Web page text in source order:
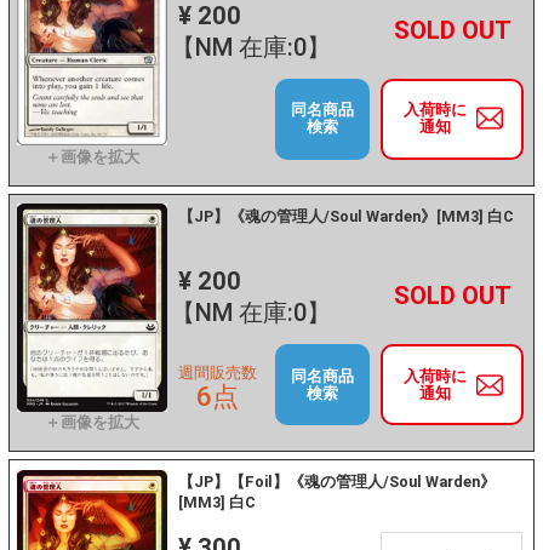
¥ 200
【NM 在庫:0】
－ +
入荷時に
通知
同名商品
検索
【JP】《魂の管理人/Soul Warden》[MM3] 白C
¥ 200
【NM 在庫:0】
－ +
入荷時に
通知
週間販売数
6点
同名商品
検索
【JP】【Foil】《魂の管理人/Soul Warden》
[MM3] 白C